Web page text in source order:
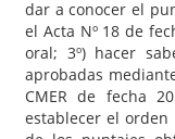
dar a conocer el
el Acta Nº 18 de
oral; 3º) hacer
aprobadas
CMER de fecha
establecer el